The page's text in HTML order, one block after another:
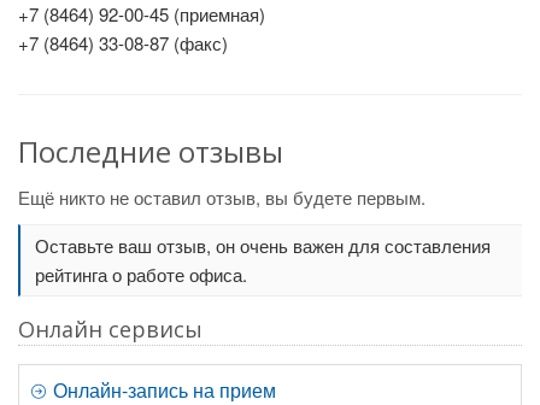
+7 (8464) 92-00-45 (приемная)
+7 (8464) 33-08-87 (факс)
Последние отзывы
Ещё никто не оставил отзыв, вы будете первым.
Оставьте ваш отзыв, он очень важен для составления
рейтинга о работе офиса.
Онлайн сервисы
Онлайн-запись на прием